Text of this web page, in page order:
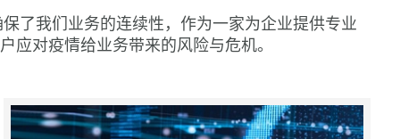
费者消费重点的五大变化
行业商业模式的变革
assisted Intchains Group on the IPO
and OGB publish gender diversity report
accounting and tax compliance obligation
国社会保障和个人所得税制度
了我们业务的连续性，作为一家为企业提供专业
对疫情给业务带来的风险与危机。